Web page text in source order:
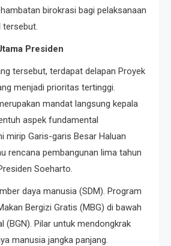
birokrasi bagi pelaksanaan
Presiden
tersebut, terdapat delapan Proyek
menjadi prioritas tertinggi.
mandat langsung kepala
aspek fundamental
mirip Garis-garis Besar Haluan
rencana pembangunan lima tahun
Soeharto.
daya manusia (SDM). Program
Bergizi Gratis (MBG) di bawah
(BGN). Pilar untuk mendongkrak
manusia jangka panjang.